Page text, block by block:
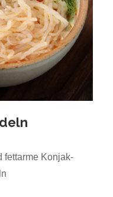
fettarme Konjak-